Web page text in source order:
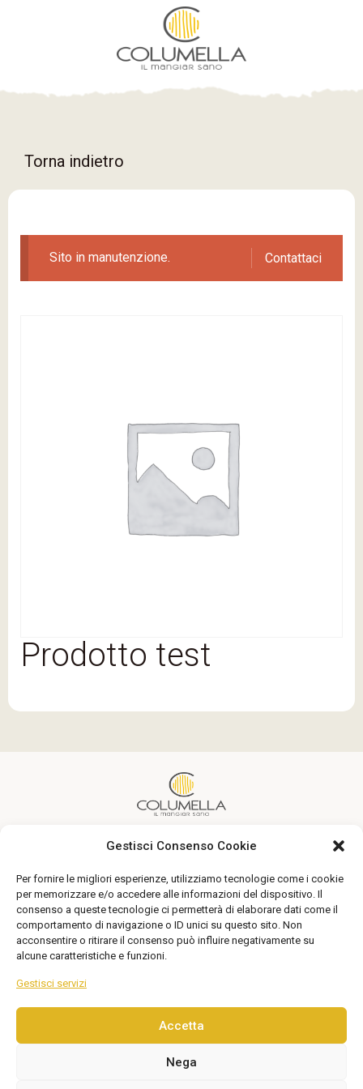
Gestisci Consenso Cookie
Per fornire le migliori esperienze, utilizziamo tecnologie come i cookie
per memorizzare e/o accedere alle informazioni del dispositivo. Il
consenso a queste tecnologie ci permetterà di elaborare dati come il
comportamento di navigazione o ID unici su questo sito. Non
acconsentire o ritirare il consenso può influire negativamente su
alcune caratteristiche e funzioni.
Gestisci servizi
Accetta
Nega
Torna indietro
Contattaci
Sito in manutenzione.
Prodotto test
Un’alimentazione sana alla portata di tutti
Seguici
© 2026 Columella. Tutti i diritti riservati. Via degli Aranci